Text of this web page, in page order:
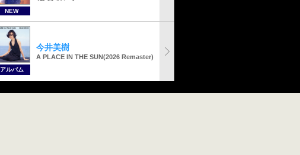
NEW
アルバム
今井美樹
A PLACE IN THE SUN(2026 Remaster)